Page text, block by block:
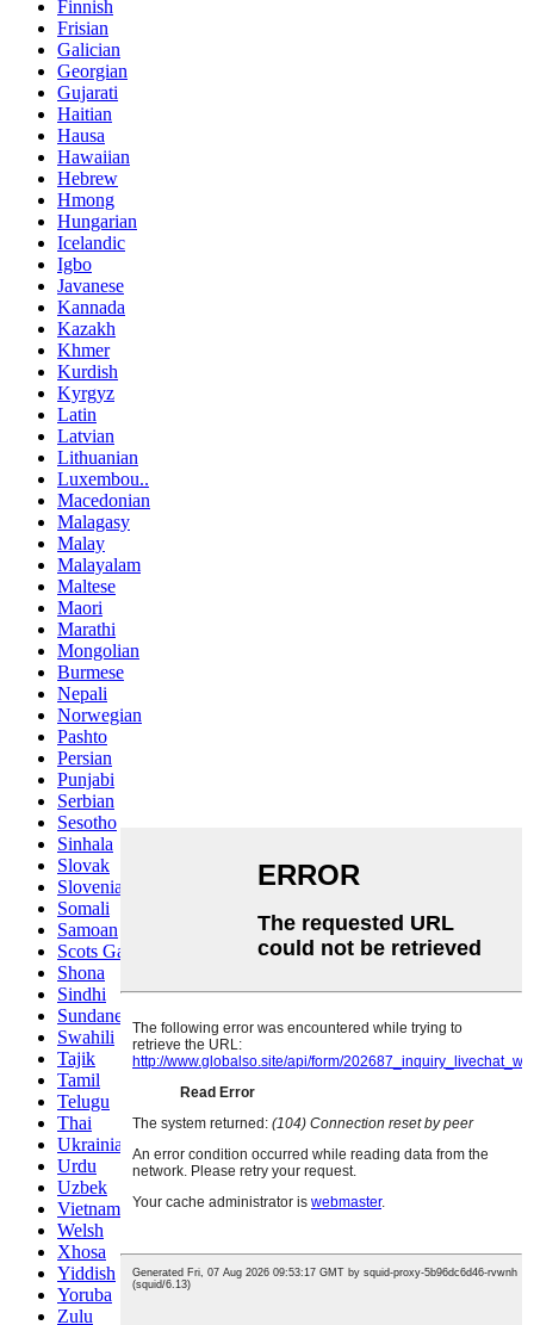
Finnish
Frisian
Galician
Georgian
Gujarati
Haitian
Hausa
Hawaiian
Hebrew
Hmong
Hungarian
Icelandic
Igbo
Javanese
Kannada
Kazakh
Khmer
Kurdish
Kyrgyz
Latin
Latvian
Lithuanian
Luxembou..
Macedonian
Malagasy
Malay
Malayalam
Maltese
Maori
Marathi
Mongolian
Burmese
Nepali
Norwegian
Pashto
Persian
Punjabi
Serbian
Sesotho
Sinhala
Slovak
Slovenian
Somali
Samoan
Scots Gaelic
Shona
Sindhi
Sundanese
Swahili
Tajik
Tamil
Telugu
Thai
Ukrainian
Urdu
Uzbek
Vietnamese
Welsh
Xhosa
Yiddish
Yoruba
Zulu